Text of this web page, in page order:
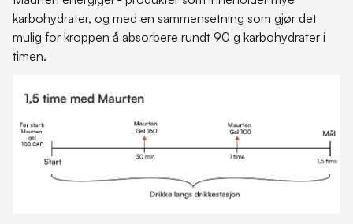
karbohydrater, og med en sammensetning som gjør det
mulig for kroppen å absorbere rundt 90 g karbohydrater i
timen.